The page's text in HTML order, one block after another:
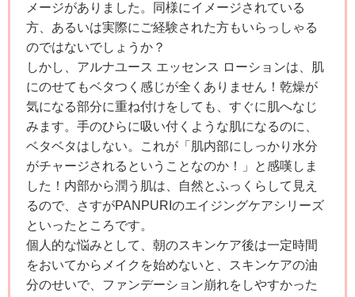
メージがありました。同様にイメージされている
方、あるいは実際にご経験された方もいらっしゃる
のではないでしょうか？
しかし、アルナユース エッセンス ローションは、肌
にのせてもベタつく感じが全くありません！乾燥が
気になる部分に重ね付けをしても、すぐに肌へなじ
みます。手のひらに吸い付くような肌になるのに、
ベタベタはしない。これが「肌内部にしっかり水分
がチャージされるということなのか！」と感嘆しま
した！内部から潤う肌は、自然とふっくらして見え
るので、さすがPANPURIのエイジングケアシリーズ
といったところです。
個人的な悩みとして、朝のスキンケア後は一定時間
をおいてからメイクを始めないと、スキンケアの油
分のせいで、ファンデーション崩れをしやすかった